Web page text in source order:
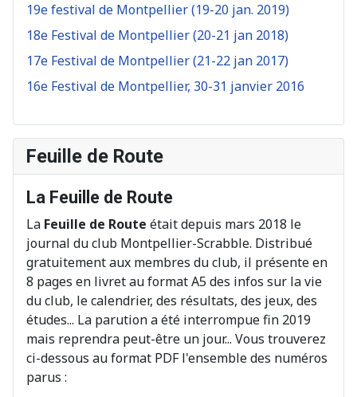
19e festival de Montpellier (19-20 jan. 2019)
18e Festival de Montpellier (20-21 jan 2018)
17e Festival de Montpellier (21-22 jan 2017)
16e Festival de Montpellier, 30-31 janvier 2016
Feuille de Route
La Feuille de Route
La Feuille de Route était depuis mars 2018 le
journal du club Montpellier-Scrabble. Distribué
gratuitement aux membres du club, il présente en
8 pages en livret au format A5 des infos sur la vie
du club, le calendrier, des résultats, des jeux, des
études... La parution a été interrompue fin 2019
mais reprendra peut-être un jour... Vous trouverez
ci-dessous au format PDF l'ensemble des numéros
parus :